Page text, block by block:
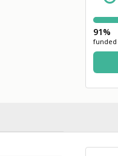
91%
funded